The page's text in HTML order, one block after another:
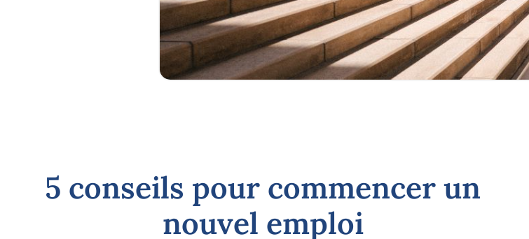
5 conseils pour commencer un
nouvel emploi